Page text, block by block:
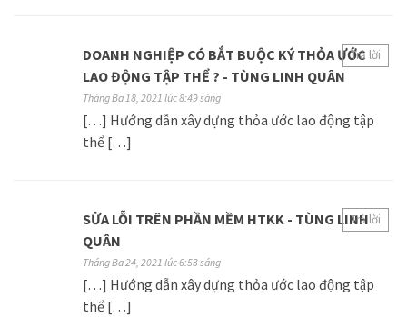
DOANH NGHIỆP CÓ BẮT BUỘC KÝ THỎA ƯỚC
LAO ĐỘNG TẬP THỂ ? - TÙNG LINH QUÂN
Tháng Ba 18, 2021 lúc 8:49 sáng
[…] Hướng dẫn xây dựng thỏa ước lao động tập
thể […]
Trả lời
SỬA LỖI TRÊN PHẦN MỀM HTKK - TÙNG LINH
QUÂN
Tháng Ba 24, 2021 lúc 6:53 sáng
[…] Hướng dẫn xây dựng thỏa ước lao động tập
thể […]
Trả lời